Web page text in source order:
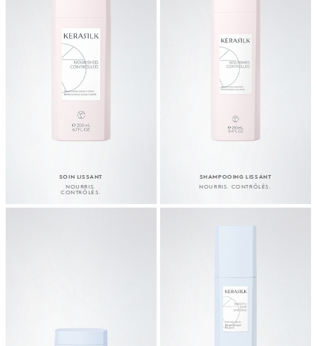
SOIN LISSANT
NOURRIS.
CONTRÔLÉS.
SHAMPOOING LISSANT
NOURRIS. CONTRÔLÉS.